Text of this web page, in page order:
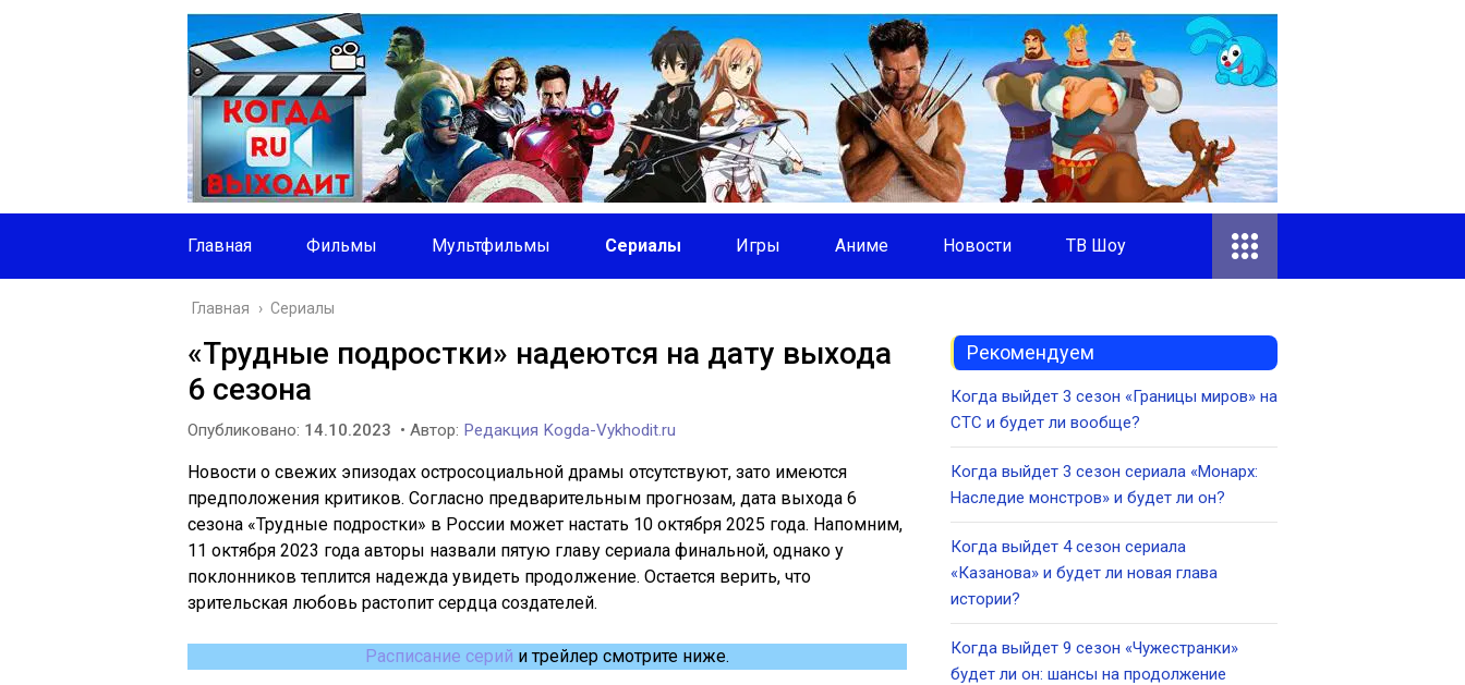
Главная Фильмы Мультфильмы Сериалы Игры Аниме Новости ТВ Шоу
Главная › Сериалы
«Трудные подростки» надеются на дату выхода
6 сезона
Опубликовано: 14.10.2023 • Автор: Редакция Kogda-Vykhodit.ru
Новости о свежих эпизодах остросоциальной драмы отсутствуют, зато имеются
предположения критиков. Согласно предварительным прогнозам, дата выхода 6
сезона «Трудные подростки» в России может настать 10 октября 2025 года. Напомним,
11 октября 2023 года авторы назвали пятую главу сериала финальной, однако у
поклонников теплится надежда увидеть продолжение. Остается верить, что
зрительская любовь растопит сердца создателей.
Расписание серий и трейлер смотрите ниже.
Рекомендуем
Когда выйдет 3 сезон «Границы миров» на
СТС и будет ли вообще?
Когда выйдет 3 сезон сериала «Монарх:
Наследие монстров» и будет ли он?
Когда выйдет 4 сезон сериала
«Казанова» и будет ли новая глава
истории?
Когда выйдет 9 сезон «Чужестранки»
будет ли он: шансы на продолжение